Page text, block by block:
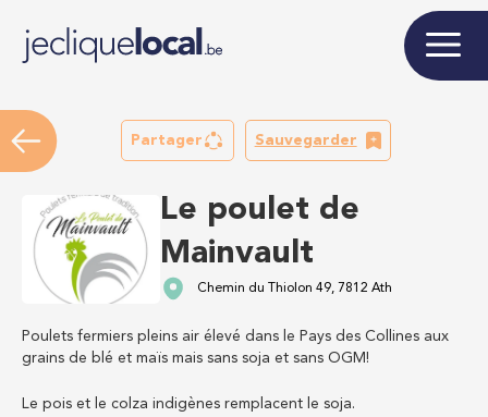
Partager Sauvegarder
Le poulet de
Mainvault
Chemin du Thiolon 49, 7812 Ath
Poulets fermiers pleins air élevé dans le Pays des Collines aux
grains de blé et maïs mais sans soja et sans OGM!
Le pois et le colza indigènes remplacent le soja.